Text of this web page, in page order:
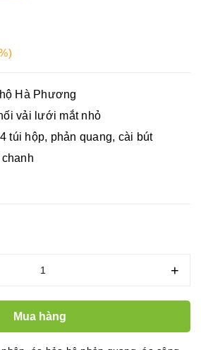
Hà Phương
vải lưới mắt nhỏ
túi hộp, phản quang, cài bút
+
Mua hàng